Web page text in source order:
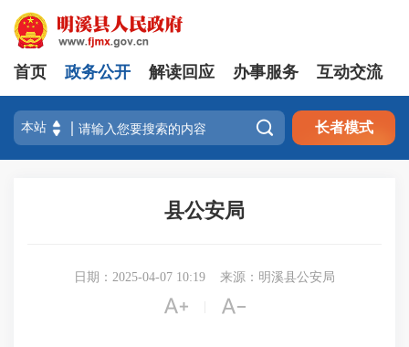
首页 政务公开 解读回应 办事服务 互动交流
 长者模式
县公安局
日期：2025-04-07 10:19 来源：明溪县公安局
 